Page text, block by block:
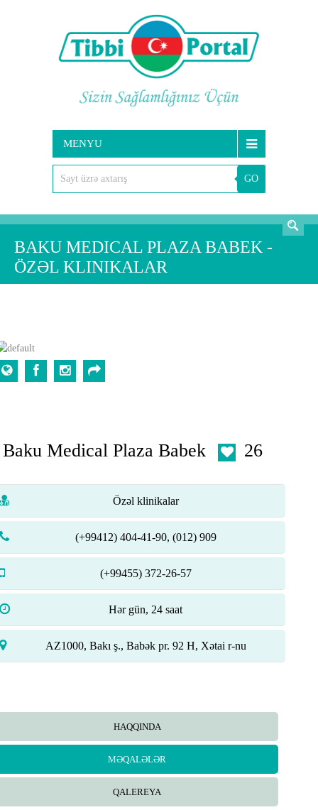
MENYU
GO
AXTARIŞ
BAKU MEDICAL PLAZA BABEK -
ÖZƏL KLINIKALAR
Baku Medical Plaza Babek 26
Özəl klinikalar
(+99412) 404-41-90, (012) 909
(+99455) 372-26-57
Hər gün, 24 saat
AZ1000, Bakı ş., Babək pr. 92 H, Xətai r-nu
HAQQINDA
MƏQALƏLƏR
QALEREYA